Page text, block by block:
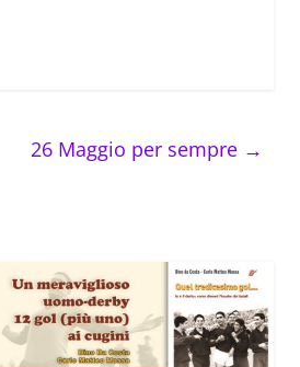
26 Maggio per sempre →